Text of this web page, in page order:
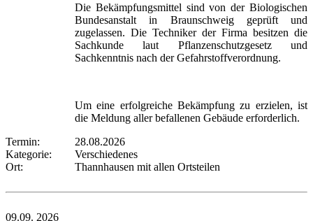
Die Bekämpfungsmittel sind von der Biologischen
Bundesanstalt in Braunschweig geprüft und
zugelassen. Die Techniker der Firma besitzen die
Sachkunde laut Pflanzenschutzgesetz und
Sachkenntnis nach der Gefahrstoffverordnung.
Um eine erfolgreiche Bekämpfung zu erzielen, ist
die Meldung aller befallenen Gebäude erforderlich.
Termin:
28.08.2026
Kategorie:
Verschiedenes
Ort:
Thannhausen mit allen Ortsteilen
09.09. 2026